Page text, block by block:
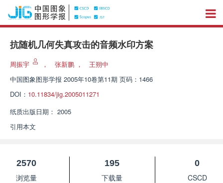
抗随机几何失真攻击的音频水印方案
周振宇 ， 张新鹏 ，
王朔中
中国图象图形学报 2005年10卷第11期 页码：1466
DOI： 10.11834/jig.2005011271
纸质出版日期： 2005
引用本文
2570
浏览量
195
下载量
0
CSCD